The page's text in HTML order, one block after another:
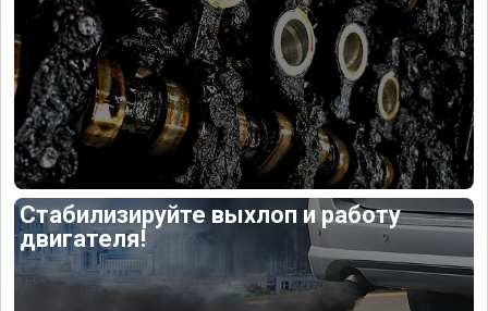
Стабилизируйте выхлоп и работу
двигателя!